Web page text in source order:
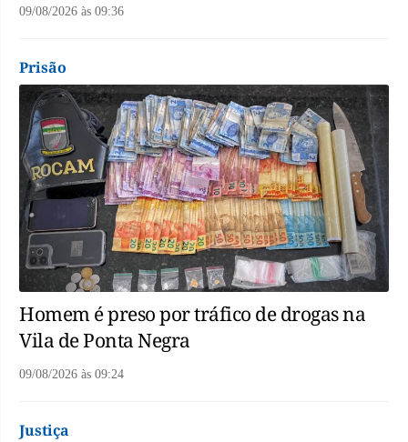
09/08/2026 às 09:36
Prisão
Homem é preso por tráfico de drogas na
Vila de Ponta Negra
09/08/2026 às 09:24
Justiça